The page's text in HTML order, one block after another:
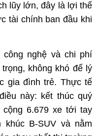
lũy lớn, đây là lợi thế
tài chính ban đầu khi
nghệ và chi phí
không khó để lý
gia đình trẻ. Thực tế
này: kết thúc quý
cộng 6.679 xe tới tay
khúc B-SUV và nằm